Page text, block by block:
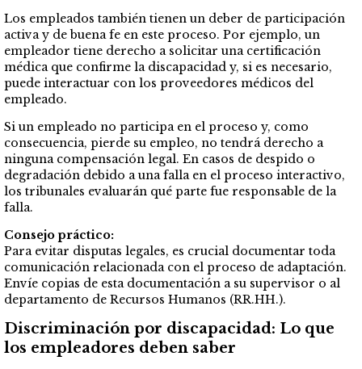
Los empleados también tienen un deber de participación
activa y de buena fe en este proceso. Por ejemplo, un
empleador tiene derecho a solicitar una certificación
médica que confirme la discapacidad y, si es necesario,
puede interactuar con los proveedores médicos del
empleado.
Si un empleado no participa en el proceso y, como
consecuencia, pierde su empleo, no tendrá derecho a
ninguna compensación legal. En casos de despido o
degradación debido a una falla en el proceso interactivo,
los tribunales evaluarán qué parte fue responsable de la
falla.
Consejo práctico:
Para evitar disputas legales, es crucial documentar toda
comunicación relacionada con el proceso de adaptación.
Envíe copias de esta documentación a su supervisor o al
departamento de Recursos Humanos (RR.HH.).
Discriminación por discapacidad: Lo que
los empleadores deben saber